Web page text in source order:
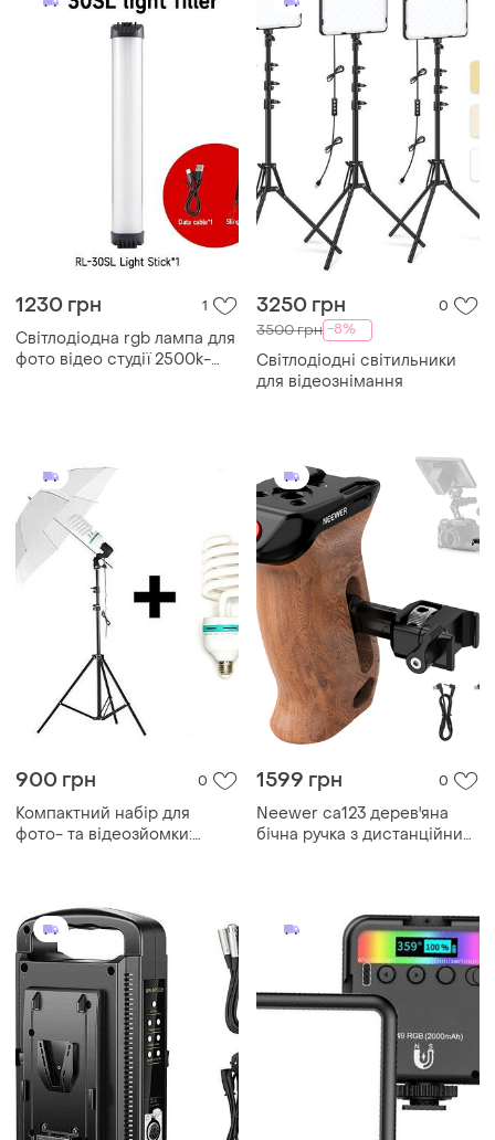
1230 грн 1
Світлодіодна rgb лампа для
фото відео студії 2500k-
3250 грн 0
3500 грн -8%
Світлодіодні світильники
для відеознімання
900 грн 0
Компактний набір для
фото- та відеозйомки:
1599 грн 0
Neewer ca123 дерев'яна
бічна ручка з дистанційним